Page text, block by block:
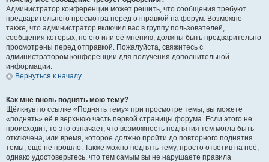
Администратор конференции может решить, что сообщения требуют
предварительного просмотра перед отправкой на форум. Возможно
также, что администратор включил вас в группу пользователей,
сообщения которых, по его или её мнению, должны быть предварительно
просмотрены перед отправкой. Пожалуйста, свяжитесь с
администратором конференции для получения дополнительной
информации.
Вернуться к началу
Как мне вновь поднять мою тему?
Щёлкнув по ссылке «Поднять тему» при просмотре темы, вы можете
«поднять» её в верхнюю часть первой страницы форума. Если этого не
происходит, то это означает, что возможность поднятия тем могла быть
отключена, или время, которое должно пройти до повторного поднятия
темы, ещё не прошло. Также можно поднять тему, просто ответив на неё,
однако удостоверьтесь, что тем самым вы не нарушаете правила